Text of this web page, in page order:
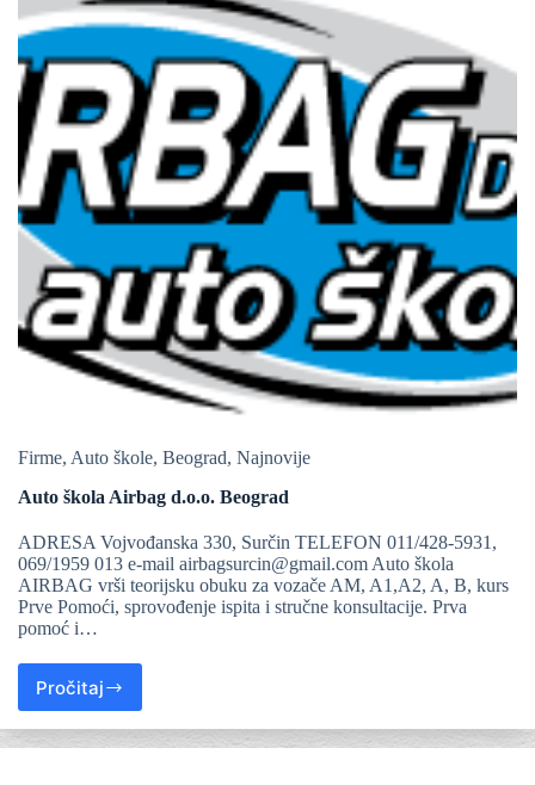
Firme, Auto škole, Beograd, Najnovije
Auto škola Airbag d.o.o. Beograd
ADRESA Vojvođanska 330, Surčin TELEFON 011/428-5931,
069/1959 013 e-mail airbagsurcin@gmail.com Auto škola
AIRBAG vrši teorijsku obuku za vozače AM, A1,A2, A, B, kurs
Prve Pomoći, sprovođenje ispita i stručne konsultacije. Prva
pomoć i…
Pročitaj